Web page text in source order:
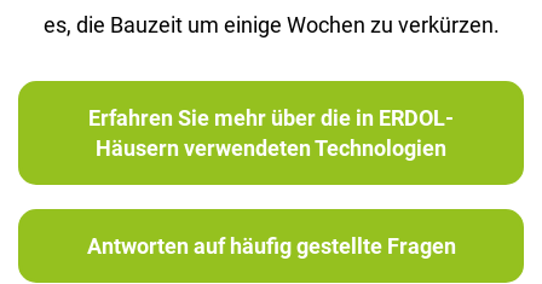
es, die Bau­zeit um ei­ni­ge Wo­chen zu ver­kür­zen.
Erfahren Sie mehr über die in ERDOL-
Häusern verwendeten Technologien
Antworten auf häufig gestellte Fragen